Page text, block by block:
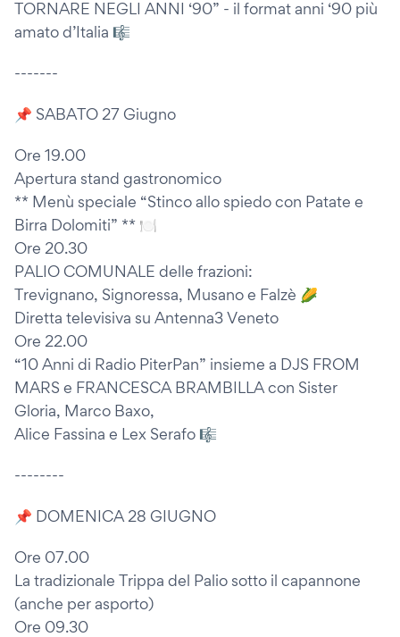
TORNARE NEGLI ANNI ‘90” - il format anni ‘90 più
amato d’Italia 🎼
-------
📌 SABATO 27 Giugno
Ore 19.00
Apertura stand gastronomico
** Menù speciale “Stinco allo spiedo con Patate e
Birra Dolomiti” ** 🍽
Ore 20.30
PALIO COMUNALE delle frazioni:
Trevignano, Signoressa, Musano e Falzè 🌽
Diretta televisiva su Antenna3 Veneto
Ore 22.00
“10 Anni di Radio PiterPan” insieme a DJS FROM
MARS e FRANCESCA BRAMBILLA con Sister
Gloria, Marco Baxo,
Alice Fassina e Lex Serafo 🎼
--------
📌 DOMENICA 28 GIUGNO
Ore 07.00
La tradizionale Trippa del Palio sotto il capannone
(anche per asporto)
Ore 09.30